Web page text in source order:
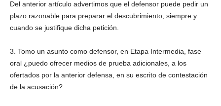
Del anterior artículo advertimos que el defensor puede pedir un
plazo razonable para preparar el descubrimiento, siempre y
cuando se justifique dicha petición.
3. Tomo un asunto como defensor, en Etapa Intermedia, fase
oral ¿puedo ofrecer medios de prueba adicionales, a los
ofertados por la anterior defensa, en su escrito de contestación
de la acusación?